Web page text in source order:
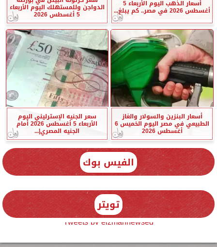
أسعار الذهب اليوم الأربعاء 5
أغسطس 2026 في مصر.. كم يبلغ... الدواجن وللمستهلك اليوم الأربعاء
5 أغسطس 2026
أسعار البنزين والسولار والغاز
الطبيعي في مصر اليوم الخميس 6
أغسطس 2026
سعر الجنيه الإسترليني اليوم
الأربعاء 5 أغسطس 2026 أمام
الجنيه المصري|...
الفيس بوك
تويتر
Tweets by elzmannewseg